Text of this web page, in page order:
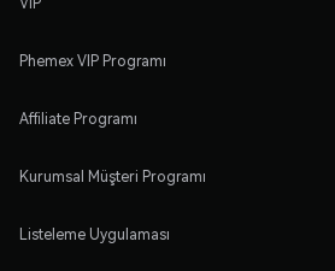
Phemex VIP Programı
Affiliate Programı
Kurumsal Müşteri Programı
Listeleme Uygulaması